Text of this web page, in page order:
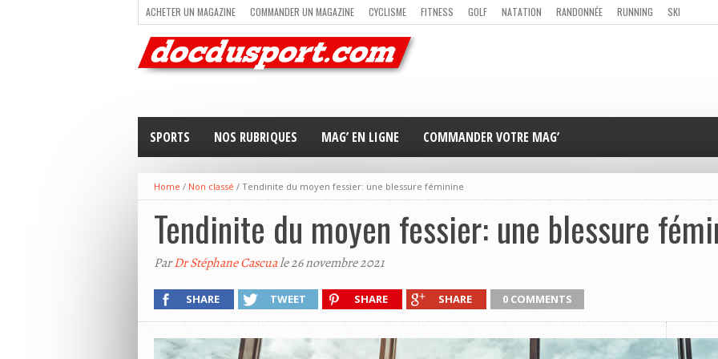
ACHETER UN MAGAZINE COMMANDER UN MAGAZINE CYCLISME FITNESS GOLF NATATION RANDONNÉE RUNNING
SKI
TRAIL RUNNING
TRIATHLON VOILE NEWSLETTER MAG’ EN LIGNE
SPORTS NOS RUBRIQUES MAG’ EN LIGNE COMMANDER VOTRE MAG’
Home / Non classé / Tendinite du moyen fessier: une blessure féminine
Tendinite du moyen fessier: une blessure
ParDr Stéphane Cascuale 26 novembre 2021
SHARE TWEET SHARE SHARE 0 COMMENTS